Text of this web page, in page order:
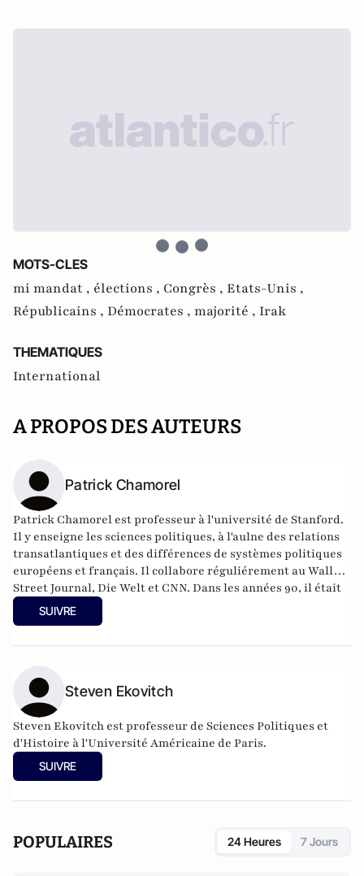
MOTS-CLES
mi mandat , élections , Congrès , Etats-Unis ,
Républicains , Démocrates , majorité , Irak
THEMATIQUES
International
A PROPOS DES AUTEURS
Patrick Chamorel
Patrick Chamorel est professeur à l'université de Stanford.
Il y enseigne les sciences politiques, à l'aulne des relations
transatlantiques et des différences de systèmes politiques
européens et français. Il collabore réguliérement au Wall
Street Journal, Die Welt et CNN. Dans les années 90, il était
conseiller politique dans plusieurs cabinets ministériels, à
l'Industrie et auprès du Premier ministre.
SUIVRE
Steven Ekovitch
Steven Ekovitch est professeur de Sciences Politiques et
d'Histoire à l'Université Américaine de Paris.
SUIVRE
POPULAIRES 24 Heures 7 Jours